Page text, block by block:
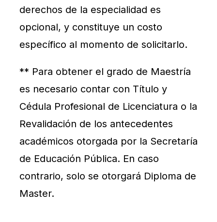
derechos de la especialidad es
opcional, y constituye un costo
específico al momento de solicitarlo.
** Para obtener el grado de Maestría
es necesario contar con Título y
Cédula Profesional de Licenciatura o la
Revalidación de los antecedentes
académicos otorgada por la Secretaría
de Educación Pública. En caso
contrario, solo se otorgará Diploma de
Master.